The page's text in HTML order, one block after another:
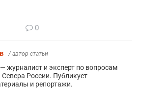
0
/ автор статьи
журналист и эксперт по вопросам
России. Публикует
и репортажи.